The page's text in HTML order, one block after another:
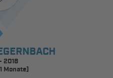
2018
Monate)